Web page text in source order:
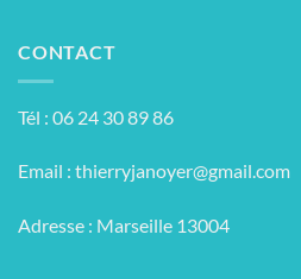
CONTACT
Tél : 06 24 30 89 86
Email : thierryjanoyer@gmail.com
Adresse : Marseille 13004